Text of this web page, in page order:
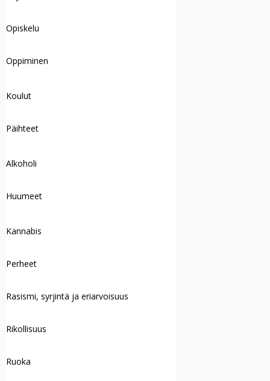
Opiskelu
Oppiminen
Koulut
Päihteet
Alkoholi
Huumeet
Kannabis
Perheet
Rasismi, syrjintä ja eriarvoisuus
Rikollisuus
Ruoka